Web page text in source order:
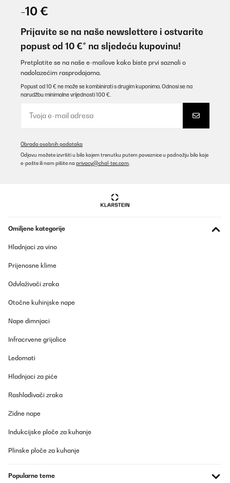
-10 €
Prijavite se na naše newslettere i ostvarite
popust od 10 €* na sljedeću kupovinu!
Pretplatite se na naše e-mailove kako biste prvi saznali o
nadolazećim rasprodajama.
Popust od 10 € ne može se kombinirati s drugim kuponima. Odnosi se na
narudžbu minimalne vrijednosti 100 €.
Obrada osobnih podataka
Odjavu možete izvršiti u bilo kojem trenutku putem poveznice u podnožju bilo koje
e-pošte ili nam pišite na privacy@chal-tec.com
Omiljene kategorije
Hladnjaci za vino
Prijenosne klime
Odvlaživači zraka
Otočne kuhinjske nape
Nape dimnjaci
Infracrvene grijalice
Ledomati
Hladnjaci za piće
Rashlađivači zraka
Zidne nape
Indukcijske ploče za kuhanje
Plinske ploče za kuhanje
Popularne teme